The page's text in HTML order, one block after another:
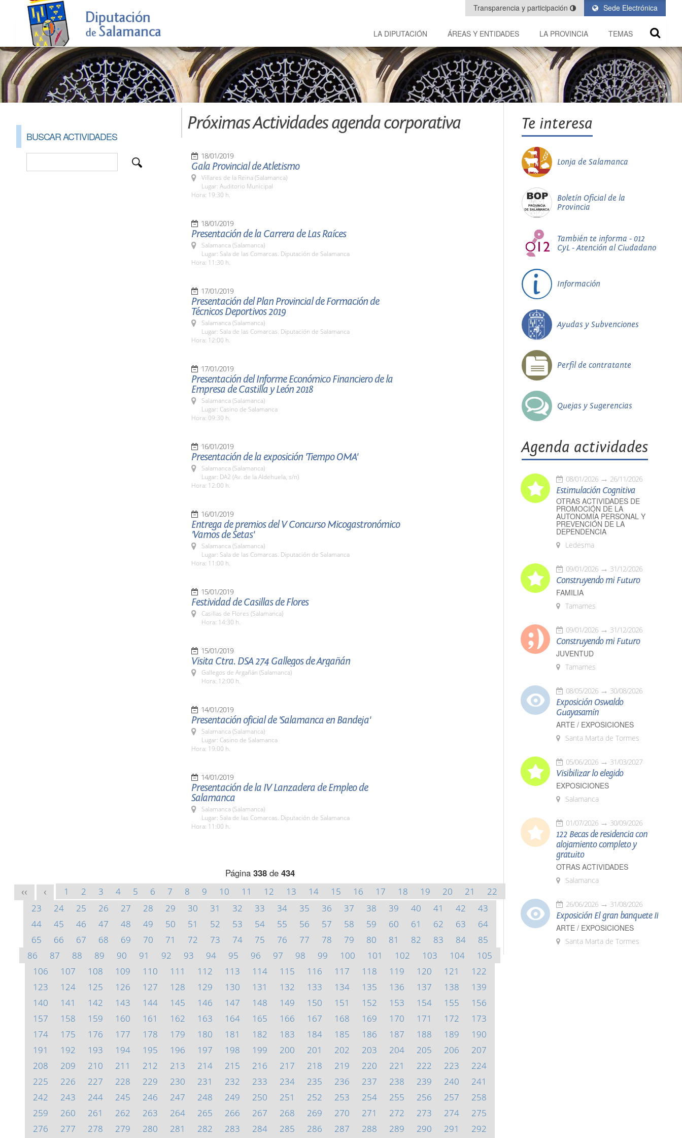
Sede Electrónica
Transparencia y participación
LA DIPUTACIÓN ÁREAS Y ENTIDADES LA PROVINCIA TEMAS
BUSCAR ACTIVIDADES
Próximas Actividades agenda corporativa
18/01/2019
Gala Provincial de Atletismo
Villares de la Reina (Salamanca)
Lugar: Auditorio Municipal
Hora: 19:30 h.
18/01/2019
Presentación de la Carrera de Las Raíces
Salamanca (Salamanca)
Lugar: Sala de las Comarcas. Diputación de Salamanca
Hora: 11:30 h.
17/01/2019
Presentación del Plan Provincial de Formación de
Técnicos Deportivos 2019
Salamanca (Salamanca)
Lugar: Sala de las Comarcas. Diputación de Salamanca
Hora: 12:00 h.
17/01/2019
Presentación del Informe Económico Financiero de la
Empresa de Castilla y León 2018
Salamanca (Salamanca)
Lugar: Casino de Salamanca
Hora: 09:30 h.
16/01/2019
Presentación de la exposición 'Tiempo OMA'
Salamanca (Salamanca)
Lugar: DA2 (Av. de la Aldehuela, s/n)
Hora: 12:00 h.
16/01/2019
Entrega de premios del V Concurso Micogastronómico
'Vamos de Setas'
Salamanca (Salamanca)
Lugar: Sala de las Comarcas. Diputación de Salamanca
Hora: 11:00 h.
15/01/2019
Festividad de Casillas de Flores
Casillas de Flores (Salamanca)
Hora: 14:30 h.
15/01/2019
Visita Ctra. DSA 274 Gallegos de Argañán
Gallegos de Argañán (Salamanca)
Hora: 12:00 h.
14/01/2019
Presentación oficial de 'Salamanca en Bandeja'
Salamanca (Salamanca)
Lugar: Casino de Salamanca
Hora: 19:00 h.
14/01/2019
Presentación de la IV Lanzadera de Empleo de
Salamanca
Salamanca (Salamanca)
Lugar: Sala de las Comarcas. Diputación de Salamanca
Hora: 11:00 h.
Página 338de 434
<< < 1 2 3 4 5 6 7 8 9 10 11 12 13 14 15 16 17 18 19 20 21
22
23
24 25 26 27 28 29 30 31 32 33 34 35 36 37 38 39 40 41 42
43
44
45 46 47 48 49 50 51 52 53 54 55 56 57 58 59 60 61 62 63
64
65
66 67 68 69 70 71 72 73 74 75 76 77 78 79 80 81 82 83 84
85
86
87 88 89 90 91 92 93 94 95 96 97 98 99 100 101 102 103 104
105
106
107 108 109 110 111 112 113 114 115 116 117 118 119 120 121
122
123
124 125 126 127 128 129 130 131 132 133 134 135 136 137 138
139
140
141 142 143 144 145 146 147 148 149 150 151 152 153 154 155
156
157
158 159 160 161 162 163 164 165 166 167 168 169 170 171 172
173
174
175 176 177 178 179 180 181 182 183 184 185 186 187 188 189
190
191
192 193 194 195 196 197 198 199 200 201 202 203 204 205 206
207
208
209 210 211 212 213 214 215 216 217 218 219 220 221 222 223
224
225
226 227 228 229 230 231 232 233 234 235 236 237 238 239 240
241
242
243 244 245 246 247 248 249 250 251 252 253 254 255 256 257
258
259
260 261 262 263 264 265 266 267 268 269 270 271 272 273 274
275
276
277 278 279 280 281 282 283 284 285 286 287 288 289 290 291 292
Te interesa
Lonja de Salamanca
Boletín Oficial de la
Provincia
También te informa - 012
CyL - Atención al Ciudadano
Información
Ayudas y Subvenciones
Perfil de contratante
Quejas y Sugerencias
Agenda actividades
08/01/2026 26/11/2026
Estimulación Cognitiva
OTRAS ACTIVIDADES DE
PROMOCIÓN DE LA
AUTONOMÍA PERSONAL Y
PREVENCIÓN DE LA
DEPENDENCIA
Ledesma
09/01/2026 31/12/2026
Construyendo mi Futuro
FAMILIA
Tamames
09/01/2026 31/12/2026
Construyendo mi Futuro
JUVENTUD
Tamames
08/05/2026 30/08/2026
Exposición Oswaldo
Guayasamín
ARTE / EXPOSICIONES
Santa Marta de Tormes
05/06/2026 31/03/2027
Visibilizar lo elegido
EXPOSICIONES
Salamanca
01/07/2026 30/09/2026
122 Becas de residencia con
alojamiento completo y
gratuito
OTRAS ACTIVIDADES
Salamanca
26/06/2026 31/08/2026
Exposición El gran banquete II
ARTE / EXPOSICIONES
Santa Marta de Tormes